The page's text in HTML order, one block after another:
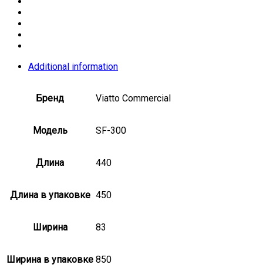
Additional information
Бренд Viatto Commercial
Модель SF-300
Длина 440
Длина в упаковке 450
Ширина 83
Ширина в упаковке 850